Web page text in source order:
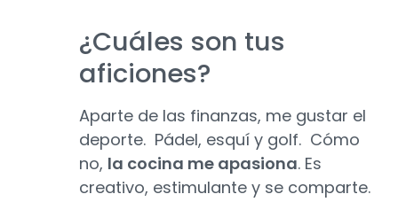
¿Cuáles son tus
aficiones?
Aparte de las finanzas, me gustar el
deporte. Pádel, esquí y golf. Cómo
no, la cocina me apasiona. Es
creativo, estimulante y se comparte.